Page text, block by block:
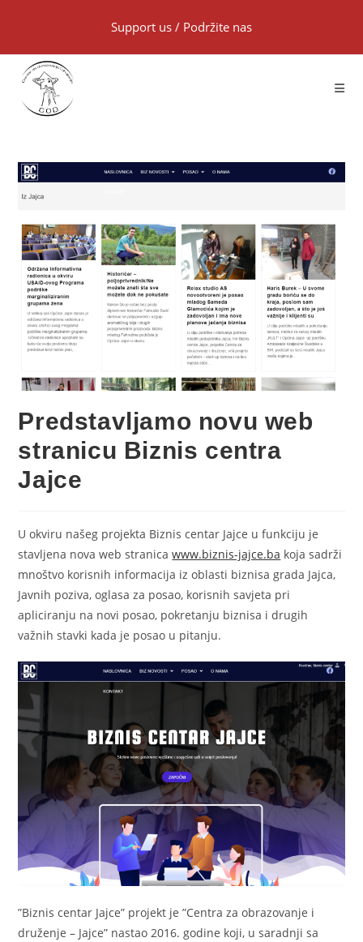
Support us / Podržite nas
Predstavljamo novu web
stranicu Biznis centra
Jajce
U okviru našeg projekta Biznis centar Jajce u funkciju je
stavljena nova web stranicawww.biznis-jajce.ba koja sadrži
mnoštvo korisnih informacija iz oblasti biznisa grada Jajca,
Javnih poziva, oglasa za posao, korisnih savjeta pri
apliciranju na novi posao, pokretanju biznisa i drugih
važnih stavki kada je posao u pitanju.
”Biznis centar Jajce” projekt je ”Centra za obrazovanje i
druženje – Jajce” nastao 2016. godine koji, u saradnji sa